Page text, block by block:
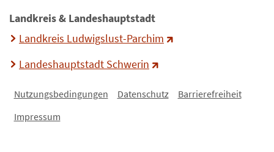
Landkreis & Landeshauptstadt
Landkreis Ludwigslust-Parchim
Landeshauptstadt Schwerin
Nutzungsbedingungen Datenschutz
Barrierefreiheit
Impressum